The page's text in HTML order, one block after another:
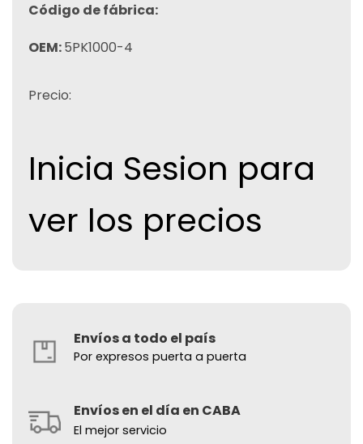
Código de fábrica:
OEM:5PK1000-4
Precio:
Inicia Sesion para
ver los precios
Envíos a todo el país
Por expresos puerta a puerta
Envíos en el día en CABA
El mejor servicio